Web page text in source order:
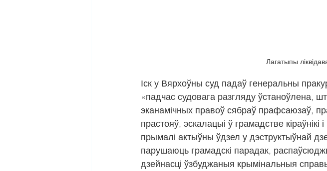
Лагатыпы
Іск у Вярхоўны суд падаў генеральны
«падчас судовага разгляду ўстаноўлена,
эканамічных правоў сябраў прафсаюзаў,
прастояў, эскалацыі ў грамадстве
прымалі актыўны ўдзел у дэструктыўнай
парушаюць грамадскі парадак,
дзейнасці ўзбуджаныя крымінальныя